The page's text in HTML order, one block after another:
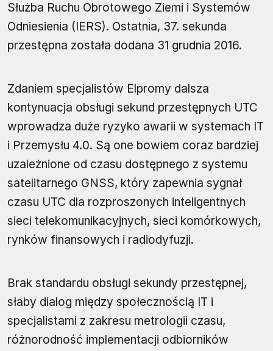
Służba Ruchu Obrotowego Ziemi i Systemów
Odniesienia (IERS). Ostatnia, 37. sekunda
przestępna została dodana 31 grudnia 2016.
Zdaniem specjalistów Elpromy dalsza
kontynuacja obsługi sekund przestępnych UTC
wprowadza duże ryzyko awarii w systemach IT
i Przemysłu 4.0. Są one bowiem coraz bardziej
uzależnione od czasu dostępnego z systemu
satelitarnego GNSS, który zapewnia sygnał
czasu UTC dla rozproszonych inteligentnych
sieci telekomunikacyjnych, sieci komórkowych,
rynków finansowych i radiodyfuzji.
Brak standardu obsługi sekundy przestępnej,
słaby dialog między społecznością IT i
specjalistami z zakresu metrologii czasu,
różnorodność implementacji odbiorników